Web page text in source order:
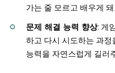
가는 줄 모르고 배우게 돼
문제 해결 능력 향상: 게
하고 다시 시도하는 과정
능력을 자연스럽게 길러